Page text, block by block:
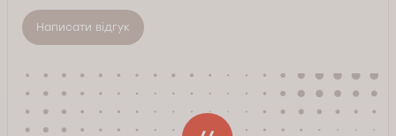
Написати відгук